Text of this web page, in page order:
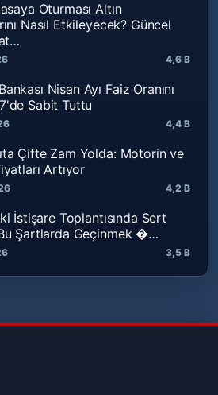
Oturması Altın
Nasıl Etkileyecek? Güncel
4,6 B
Nisan Ayı Faiz Oranını
Sabit Tuttu
4,4 B
Çifte Zam Yolda: Motorin ve
Artıyor
4,2 B
İstişare Toplantısında Sert
Şartlarda Geçinmek �…
3,5 B